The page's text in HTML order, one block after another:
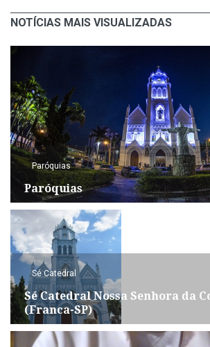
NOTÍCIAS MAIS VISUALIZADAS
Paróquias
Paróquias
Sé Catedral
Sé Catedral Nossa Senhora da
(Franca-SP)